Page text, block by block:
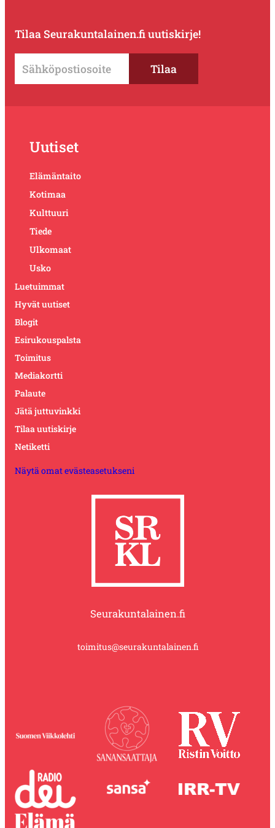
Tilaa Seurakuntalainen.fi uutiskirje!
Uutiset
Elämäntaito
Kotimaa
Kulttuuri
Tiede
Ulkomaat
Usko
Luetuimmat
Hyvät uutiset
Blogit
Esirukouspalsta
Toimitus
Mediakortti
Palaute
Jätä juttuvinkki
Tilaa uutiskirje
Netiketti
Näytä omat evästeasetukseni
Seurakuntalainen.fi
toimitus@seurakuntalainen.fi